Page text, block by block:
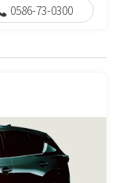
0586-73-0300